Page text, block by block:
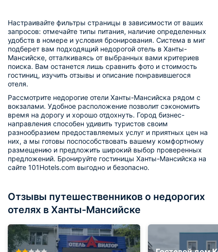
Настраивайте фильтры страницы в зависимости от ваших
запросов: отмечайте типы питания, наличие определенных
удобств в номере и условия бронирования. Система в миг
подберет вам подходящий недорогой отель в Ханты-
Мансийске, отталкиваясь от выбранных вами критериев
поиска. Вам останется лишь сравнить фото и стоимость
гостиниц, изучить отзывы и описание понравившегося
отеля.
Рассмотрите недорогие отели Ханты-Мансийска рядом с
вокзалами. Удобное расположение позволит сэкономить
время на дорогу и хорошо отдохнуть. Город бизнес-
направления способен удивить туристов своим
разнообразием предоставляемых услуг и приятных цен на
них, а мы готовы поспособствовать вашему комфортному
размещению и предложить широкий выбор проверенных
предложений. Бронируйте гостиницы Ханты-Мансийска на
сайте 101Hotels.com выгодно и безопасно.
Отзывы путешественников о недорогих
отелях в Ханты-Мансийске